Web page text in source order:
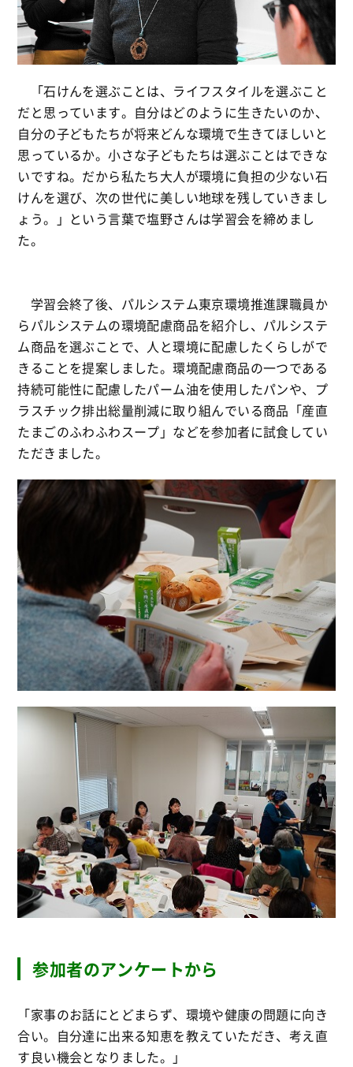
「石けんを選ぶことは、ライフスタイルを選ぶこと
だと思っています。自分はどのように生きたいのか、
自分の子どもたちが将来どんな環境で生きてほしいと
思っているか。小さな子どもたちは選ぶことはできな
いですね。だから私たち大人が環境に負担の少ない石
けんを選び、次の世代に美しい地球を残していきまし
ょう。」という言葉で塩野さんは学習会を締めまし
た。
学習会終了後、パルシステム東京環境推進課職員か
らパルシステムの環境配慮商品を紹介し、パルシステ
ム商品を選ぶことで、人と環境に配慮したくらしがで
きることを提案しました。環境配慮商品の一つである
持続可能性に配慮したパーム油を使用したパンや、プ
ラスチック排出総量削減に取り組んでいる商品「産直
たまごのふわふわスープ」などを参加者に試食してい
ただきました。
参加者のアンケートから
「家事のお話にとどまらず、環境や健康の問題に向き
合い。自分達に出来る知恵を教えていただき、考え直
す良い機会となりました。」